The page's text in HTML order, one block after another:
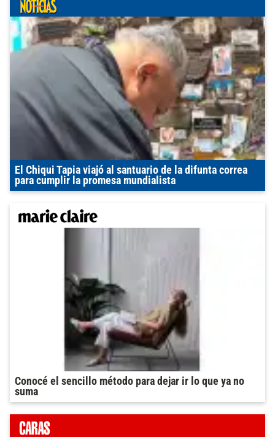
El Chiqui Tapia viajó al santuario de la difunta correa
para cumplir la promesa mundialista
Conocé el sencillo método para dejar ir lo que ya no
suma